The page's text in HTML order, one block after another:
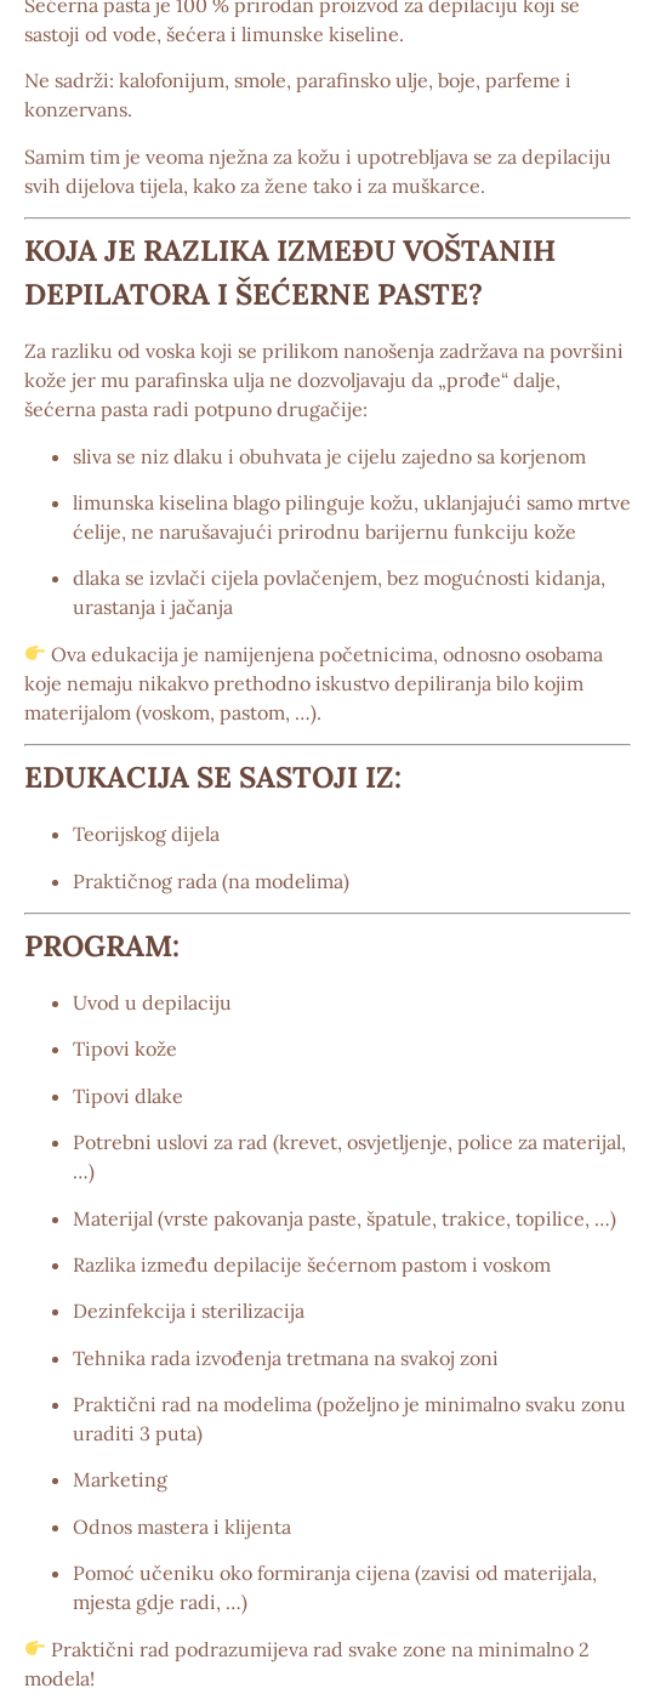
Šećerna pasta je 100 % prirodan proizvod za depilaciju koji se
sastoji od vode, šećera i limunske kiseline.
Ne sadrži: kalofonijum, smole, parafinsko ulje, boje, parfeme i
konzervans.
Samim tim je veoma nježna za kožu i upotrebljava se za depilaciju
svih dijelova tijela, kako za žene tako i za muškarce.
KOJA JE RAZLIKA IZMEĐU VOŠTANIH
DEPILATORA I ŠEĆERNE PASTE?
Za razliku od voska koji se prilikom nanošenja zadržava na površini
kože jer mu parafinska ulja ne dozvoljavaju da „prođe“ dalje,
šećerna pasta radi potpuno drugačije:
sliva se niz dlaku i obuhvata je cijelu zajedno sa korjenom
limunska kiselina blago pilinguje kožu, uklanjajući samo mrtve
ćelije, ne narušavajući prirodnu barijernu funkciju kože
dlaka se izvlači cijela povlačenjem, bez mogućnosti kidanja,
urastanja i jačanja
Ova edukacija je namijenjenapočetnicima, odnosno osobama
koje nemaju nikakvo prethodno iskustvo depiliranja bilo kojim
materijalom (voskom, pastom, …).
EDUKACIJA SE SASTOJI IZ:
Teorijskog dijela
Praktičnog rada (na modelima)
PROGRAM:
Uvod u depilaciju
Tipovi kože
Tipovi dlake
Potrebni uslovi za rad (krevet, osvjetljenje, police za materijal,
…)
Materijal (vrste pakovanja paste, špatule, trakice, topilice, …)
Razlika između depilacije šećernom pastom i voskom
Dezinfekcija i sterilizacija
Tehnika rada izvođenja tretmana na svakoj zoni
Praktični rad na modelima (poželjno je minimalno svaku zonu
uraditi 3 puta)
Marketing
Odnos mastera i klijenta
Pomoć učeniku oko formiranja cijena (zavisi od materijala,
mjesta gdje radi, …)
Praktični rad podrazumijeva rad svake zone na minimalno 2
modela!